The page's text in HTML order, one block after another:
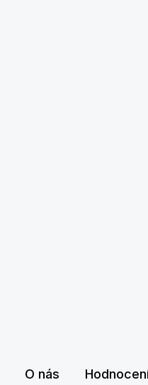
O nás